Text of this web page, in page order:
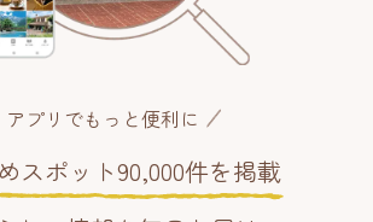
アプリでもっと便利に
スポット90,000件を掲載